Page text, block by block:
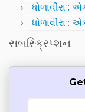
ધોળાવીરા :
ધોળાવીરા
સબસ્ક્રિપ્શન